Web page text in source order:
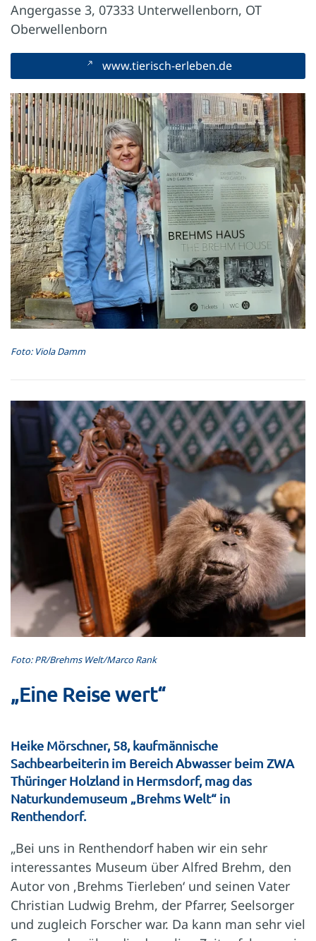
Angergasse 3, 07333 Unterwellenborn, OT
Oberwellenborn
www.tierisch-erleben.de
Foto: Viola Damm
Foto: PR/Brehms Welt/Marco Rank
„Eine Reise wert“
Heike Mörschner, 58, kaufmännische
Sachbearbeiterin im Bereich Abwasser beim ZWA
Thüringer Holzland in Hermsdorf, mag das
Naturkundemuseum „Brehms Welt“ in
Renthendorf.
„Bei uns in Renthendorf haben wir ein sehr
interessantes Museum über Alfred Brehm, den
Autor von ‚Brehms Tierleben‘ und seinen Vater
Christian Ludwig Brehm, der Pfarrer, Seelsorger
und zugleich Forscher war. Da kann man sehr viel